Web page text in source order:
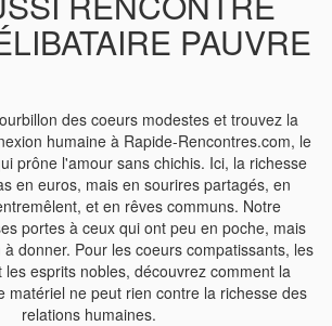
PAUVRE
des coeurs modestes et trouvez la
humaine à Rapide-Rencontres.com, le
prône l'amour sans chichis. Ici, la richesse
en euros, mais en sourires partagés, en
et en rêves communs. Notre
portes à ceux qui ont peu en poche, mais
donner. Pour les coeurs compatissants, les
esprits nobles, découvrez comment la
matériel ne peut rien contre la richesse des
relations humaines.